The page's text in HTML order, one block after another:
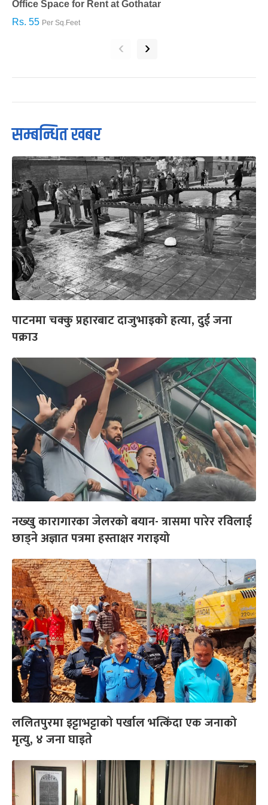
Office Space for Rent at Gothatar
Rs. 55 Per Sq.Feet
‹ ›
सम्बन्धित खबर
पाटनमा चक्कु प्रहारबाट दाजुभाइको हत्या, दुई जना
पक्राउ
नख्खु कारागारका जेलरको बयान- त्रासमा पारेर रविलाई
छाड्ने अज्ञात पत्रमा हस्ताक्षर गराइयो
ललितपुरमा इट्टाभट्टाको पर्खाल भत्किंदा एक जनाको
मृत्यु, ४ जना घाइते